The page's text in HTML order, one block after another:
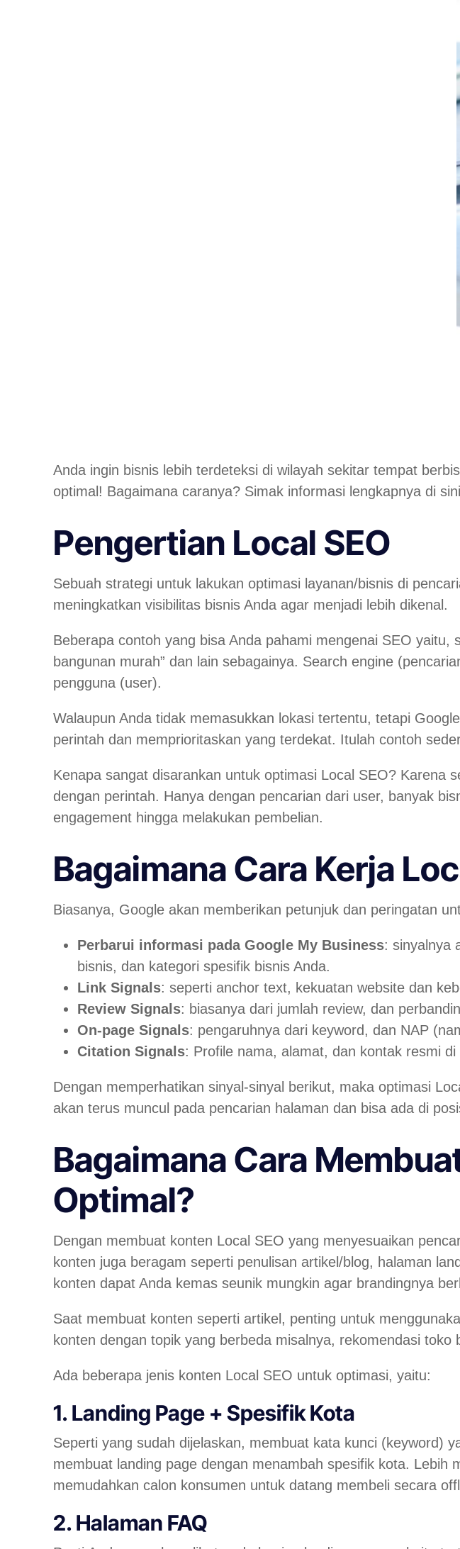
Anda ingin bisnis lebih terdeteksi di wilayah sekitar tempat
optimal! Bagaimana caranya? Simak informasi lengkapnya di
Pengertian Local SEO
Sebuah strategi untuk lakukan optimasi layanan/bisnis di
meningkatkan visibilitas bisnis Anda agar menjadi lebih dikenal.
Beberapa contoh yang bisa Anda pahami mengenai SEO yaitu,
bangunan murah” dan lain sebagainya. Search engine
pengguna (user).
Walaupun Anda tidak memasukkan lokasi tertentu, tetapi
perintah dan memprioritaskan yang terdekat. Itulah contoh
Kenapa sangat disarankan untuk optimasi Local SEO? Karena
dengan perintah. Hanya dengan pencarian dari user, banyak
engagement hingga melakukan pembelian.
Bagaimana Cara Kerja
Biasanya, Google akan memberikan petunjuk dan peringatan
Perbarui informasi pada Google My Business: sinyalnya
bisnis, dan kategori spesifik bisnis Anda.
Link Signals: seperti anchor text, kekuatan website dan
Review Signals: biasanya dari jumlah review, dan
On-page Signals: pengaruhnya dari keyword, dan NAP
Citation Signals: Profile nama, alamat, dan kontak resmi
Dengan memperhatikan sinyal-sinyal berikut, maka optimasi
akan terus muncul pada pencarian halaman dan bisa ada di
Bagaimana Cara
Optimal?
Dengan membuat konten Local SEO yang menyesuaikan
konten juga beragam seperti penulisan artikel/blog, halaman
konten dapat Anda kemas seunik mungkin agar brandingnya
Saat membuat konten seperti artikel, penting untuk
konten dengan topik yang berbeda misalnya, rekomendasi
Ada beberapa jenis konten Local SEO untuk optimasi, yaitu:
1. Landing Page + Spesifik Kota
Seperti yang sudah dijelaskan, membuat kata kunci (keyword)
membuat landing page dengan menambah spesifik kota. Lebih
memudahkan calon konsumen untuk datang membeli secara
2. Halaman FAQ